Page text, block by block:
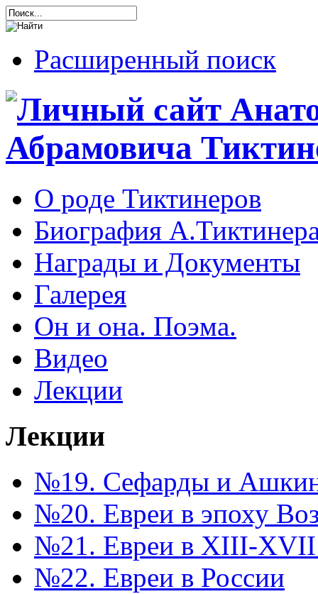
Расширенный поиск
О роде Тиктинеров
Биография
Награды и Документы
Галерея
Он и она. Поэма.
Видео
Лекции
Лекции
№19. Сефарды и
№20. Евреи в эпоху
№21. Евреи в XIII-XVII
№22. Евреи в России